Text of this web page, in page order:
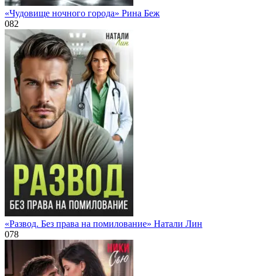
«Чудовище ночного города» Рина Беж
082
«Развод. Без права на помилование» Натали Лин
078